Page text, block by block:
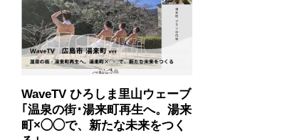
WaveTV ひろしま里山ウェーブ
｢温泉の街･湯来町再生へ。湯来
町×◯◯で、新たな未来をつく